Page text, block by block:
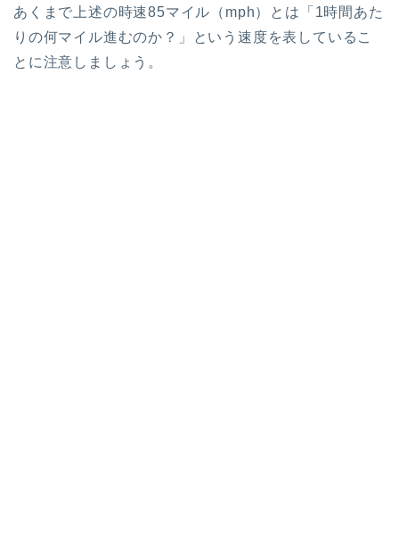
あくまで上述の時速85マイル（mph）とは「1時間あた
りの何マイル進むのか？」という速度を表しているこ
とに注意しましょう。